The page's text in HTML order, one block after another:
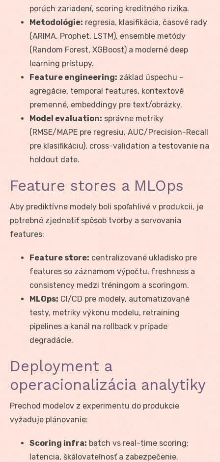
porúch zariadení, scoring kreditného rizika.
Metodológie: regresia, klasifikácia, časové rady
(ARIMA, Prophet, LSTM), ensemble metódy
(Random Forest, XGBoost) a moderné deep
learning prístupy.
Feature engineering: základ úspechu –
agregácie, temporal features, kontextové
premenné, embeddingy pre text/obrázky.
Model evaluation: správne metriky
(RMSE/MAPE pre regresiu, AUC/Precision-Recall
pre klasifikáciu), cross-validation a testovanie na
holdout date.
Feature stores a MLOps
Aby prediktívne modely boli spoľahlivé v produkcii, je
potrebné zjednotiť spôsob tvorby a servovania
features:
Feature store: centralizované ukladisko pre
features so záznamom výpočtu, freshness a
consistency medzi tréningom a scoringom.
MLOps: CI/CD pre modely, automatizované
testy, metriky výkonu modelu, retraining
pipelines a kanál na rollback v prípade
degradácie.
Deployment a
operacionalizácia analytiky
Prechod modelov z experimentu do produkcie
vyžaduje plánovanie:
Scoring infra: batch vs real-time scoring;
latencia, škálovateľnosť a zabezpečenie.